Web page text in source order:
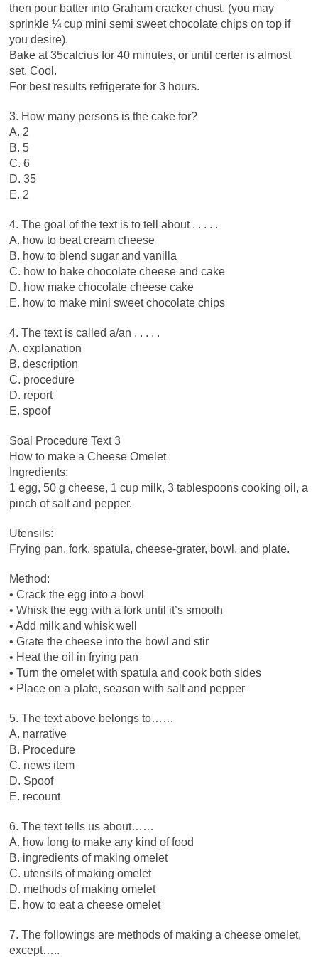
then pour batter into Graham cracker chust. (you may
sprinkle ¼ cup mini semi sweet chocolate chips on top if
you desire).
Bake at 35calcius for 40 minutes, or until certer is almost
set. Cool.
For best results refrigerate for 3 hours.
3. How many persons is the cake for?
A. 2
B. 5
C. 6
D. 35
E. 2
4. The goal of the text is to tell about . . . . .
A. how to beat cream cheese
B. how to blend sugar and vanilla
C. how to bake chocolate cheese and cake
D. how make chocolate cheese cake
E. how to make mini sweet chocolate chips
4. The text is called a/an . . . . .
A. explanation
B. description
C. procedure
D. report
E. spoof
Soal Procedure Text 3
How to make a Cheese Omelet
Ingredients:
1 egg, 50 g cheese, 1 cup milk, 3 tablespoons cooking oil, a
pinch of salt and pepper.
Utensils:
Frying pan, fork, spatula, cheese-grater, bowl, and plate.
Method:
• Crack the egg into a bowl
• Whisk the egg with a fork until it’s smooth
• Add milk and whisk well
• Grate the cheese into the bowl and stir
• Heat the oil in frying pan
• Turn the omelet with spatula and cook both sides
• Place on a plate, season with salt and pepper
5. The text above belongs to……
A. narrative
B. Procedure
C. news item
D. Spoof
E. recount
6. The text tells us about……
A. how long to make any kind of food
B. ingredients of making omelet
C. utensils of making omelet
D. methods of making omelet
E. how to eat a cheese omelet
7. The followings are methods of making a cheese omelet,
except…..